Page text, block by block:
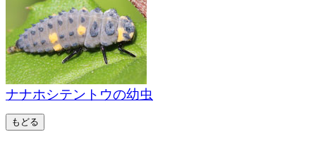
ナナホシテントウの幼虫